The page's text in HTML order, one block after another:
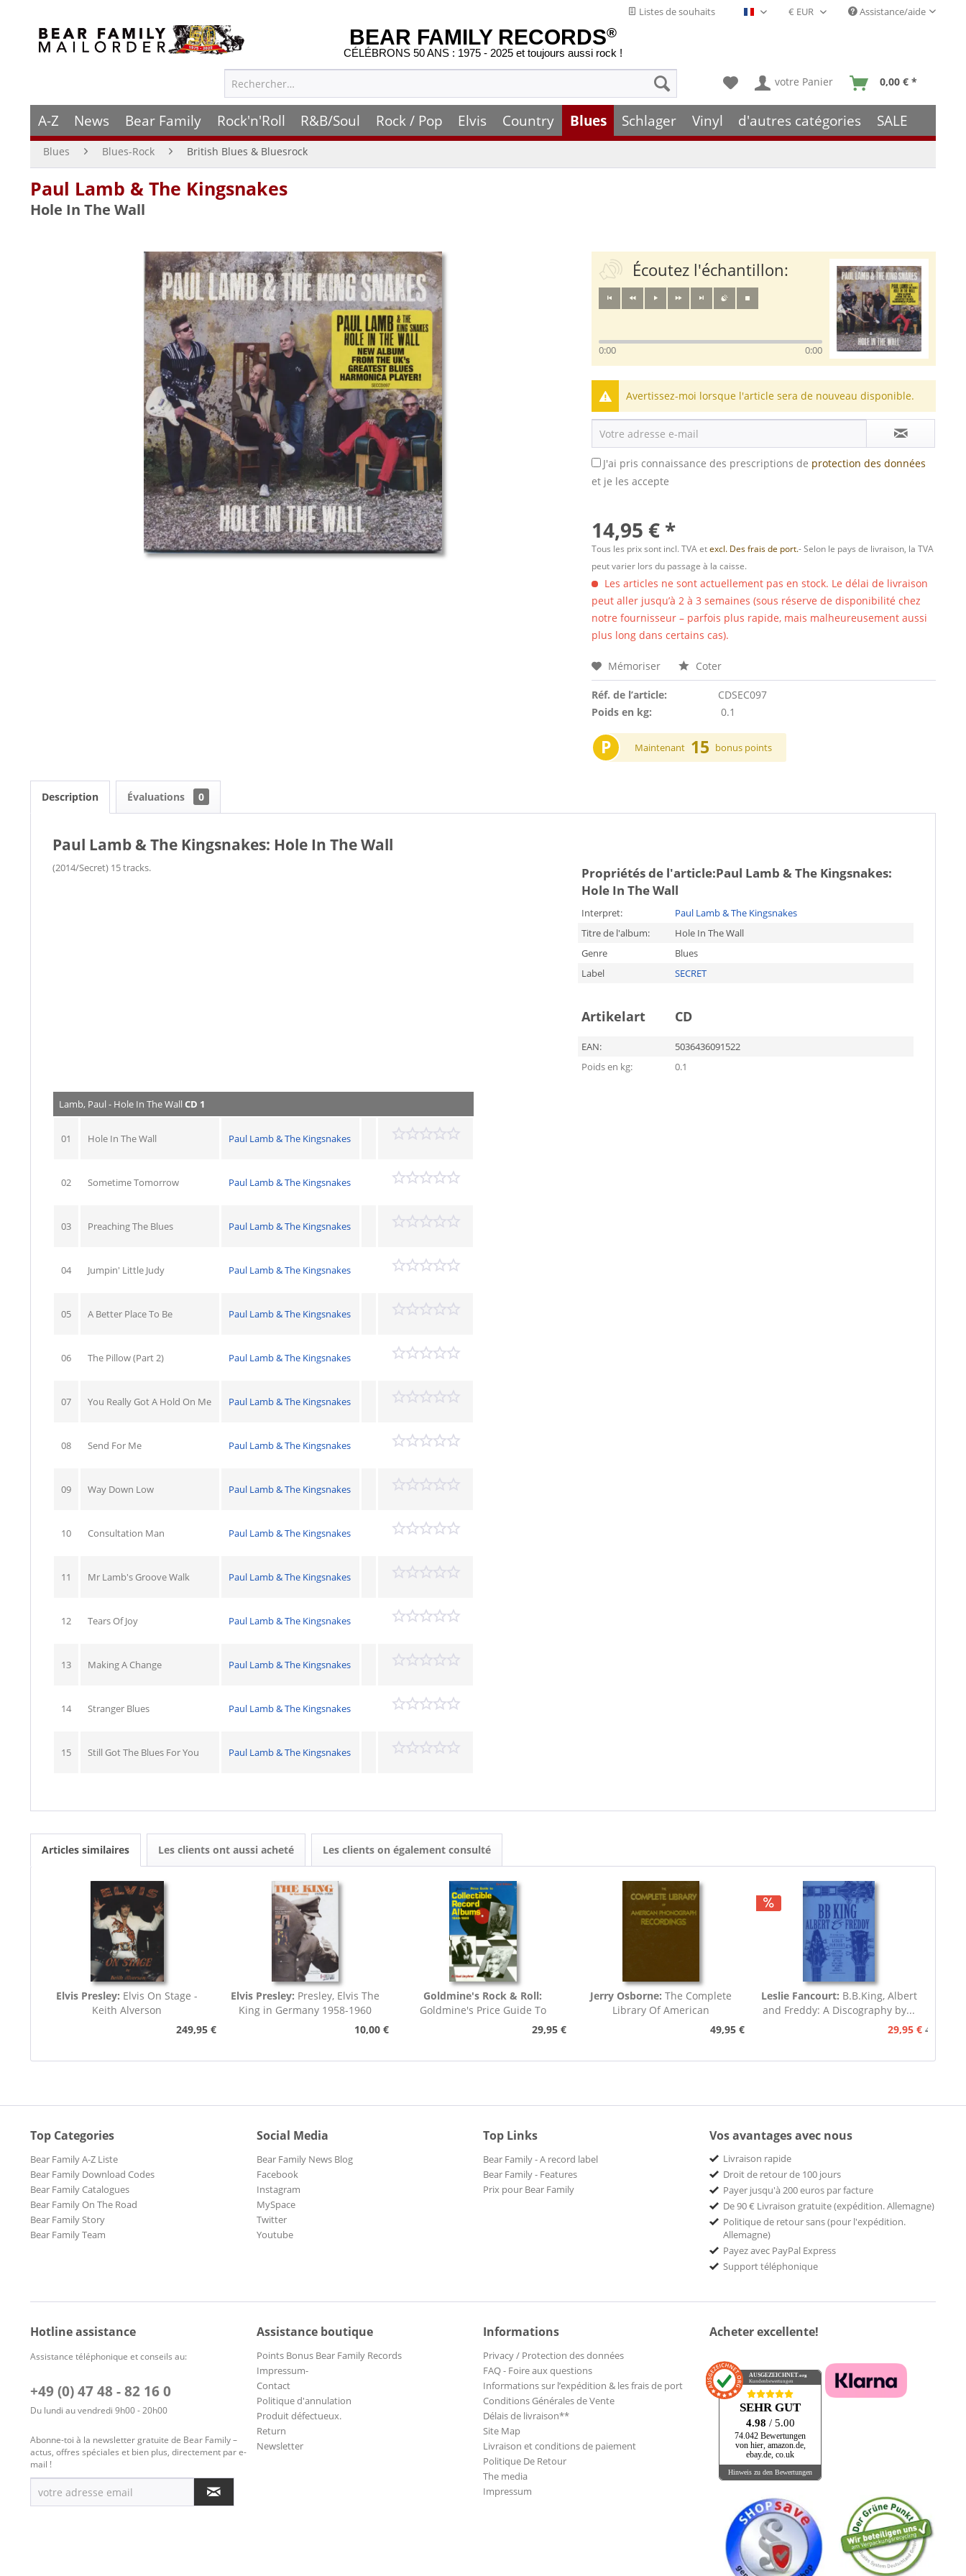
Listes de souhaits Français- FR Assistance/aide
BEAR FAMILY RECORDS®
CÉLÉBRONS 50 ANS : 1975 - 2025 et toujours aussi rock !
votre Panier 0,00 € *
A-Z News Bear Family Rock'n'Roll R&B/Soul Rock / Pop Elvis Country Blues Schlager Vinyl d'autres catégories SALE
Blues Blues-Rock British Blues & Bluesrock
Paul Lamb & The Kingsnakes
Hole In The Wall
Écoutez l'échantillon:
0:00 0:00
Avertissez-moi lorsque l'article sera de nouveau disponible.
J'ai pris connaissance des prescriptions de protection des données
et je les accepte
14,95 € *
Tous les prix sont incl. TVA etexcl. Des frais de port.- Selon le pays de livraison, la TVA
peut varier lors du passage à la caisse.
Les articles ne sont actuellement pas en stock. Le délai de livraison
peut aller jusqu’à 2 à 3 semaines (sous réserve de disponibilité chez
notre fournisseur – parfois plus rapide, mais malheureusement aussi
plus long dans certains cas).
Mémoriser Coter
Réf. de l’article:
CDSEC097
Poids en kg:
0.1
P Maintenant 15 bonus points
Description Évaluations 0
Paul Lamb & The Kingsnakes: Hole In The Wall
(2014/Secret) 15 tracks. Propriétés de l'article:Paul Lamb & The Kingsnakes:
Hole In The Wall
Interpret:
Paul Lamb & The Kingsnakes
Titre de l'album:
Hole In The Wall
Genre
Blues
Label
SECRET
Artikelart CD
EAN:
5036436091522
Poids en kg:
0.1
Lamb, Paul - Hole In The Wall CD 1
01 Hole In The Wall Paul Lamb & The Kingsnakes
02 Sometime Tomorrow Paul Lamb & The Kingsnakes
03 Preaching The Blues Paul Lamb & The Kingsnakes
04 Jumpin' Little Judy Paul Lamb & The Kingsnakes
05 A Better Place To Be Paul Lamb & The Kingsnakes
06 The Pillow (Part 2) Paul Lamb & The Kingsnakes
07 You Really Got A Hold On Me Paul Lamb & The Kingsnakes
08 Send For Me Paul Lamb & The Kingsnakes
09 Way Down Low Paul Lamb & The Kingsnakes
10 Consultation Man Paul Lamb & The Kingsnakes
11 Mr Lamb's Groove Walk Paul Lamb & The Kingsnakes
12 Tears Of Joy Paul Lamb & The Kingsnakes
13 Making A Change Paul Lamb & The Kingsnakes
14 Stranger Blues Paul Lamb & The Kingsnakes
15 Still Got The Blues For You Paul Lamb & The Kingsnakes
Articles similaires Les clients ont aussi acheté Les clients on également consulté
Elvis Presley: Elvis On Stage -
Keith Alverson
249,95 €
Elvis Presley: Presley, Elvis The
King in Germany 1958-1960
10,00 €
Goldmine's Rock & Roll:
Goldmine's Price Guide To
Collectable Record...29,95 €
Jerry Osborne: The Complete
Library Of American
49,95 €
Leslie Fancourt: B.B.King, Albert
and Freddy: A Discography by...
29,95 € 49,95 €
Top Categories
Bear Family A-Z Liste
Bear Family Download Codes
Bear Family Catalogues
Bear Family On The Road
Bear Family Story
Bear Family Team
Social Media
Bear Family News Blog
Facebook
Instagram
MySpace
Twitter
Youtube
Top Links
Bear Family - A record label
Bear Family - Features
Prix pour Bear Family
Vos avantages avec nous
Livraison rapide
Droit de retour de 100 jours
Payer jusqu'à 200 euros par facture
De 90 € Livraison gratuite (expédition. Allemagne)
Politique de retour sans (pour l'expédition.
Allemagne)
Payez avec PayPal Express
Support téléphonique
Hotline assistance
Assistance téléphonique et conseils au:
+49 (0) 47 48 - 82 16 0
Du lundi au vendredi 9h00 - 20h00
Abonne-toi à la newsletter gratuite de Bear Family –
actus, offres spéciales et bien plus, directement par e-
mail !
Assistance boutique
Points Bonus Bear Family Records
Impressum-
Contact
Politique d'annulation
Produit défectueux.
Return
Newsletter
Informations
Privacy / Protection des données
FAQ - Foire aux questions
Informations sur l’expédition & les frais de port
Conditions Générales de Vente
Délais de livraison**
Site Map
Livraison et conditions de paiement
Politique De Retour
The media
Impressum
Acheter excellente!
AUSGEZEICHNET .org
Kundenbewertungen
SEHR GUT
4.98 / 5.00
74.042 Bewertungen
von hier, amazon.de,
ebay.de, co.uk
Hinweis zu den Bewertungen